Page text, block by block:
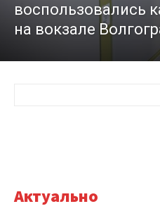
воспользовались
на вокзале
Актуально